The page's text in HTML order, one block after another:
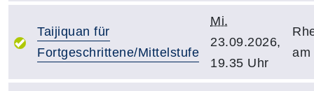
Taijiquan für
Fortgeschrittene/Mittelstufe
Mi.
23.09.2026,
19.35 Uhr
am